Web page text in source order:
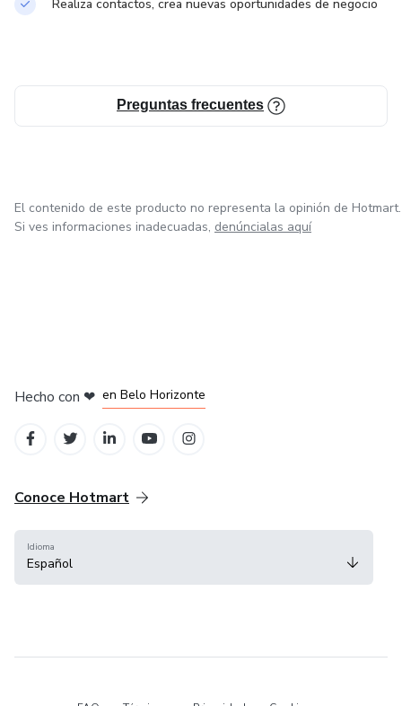
Realiza contactos, crea nuevas oportunidades de negocio
Preguntas frecuentes
El contenido de este producto no representa la opinión de Hotmart.
Si ves informaciones inadecuadas, denúncialas aquí
Hecho con ❤ en Belo Horizonte
Conoce Hotmart
Idioma
Español